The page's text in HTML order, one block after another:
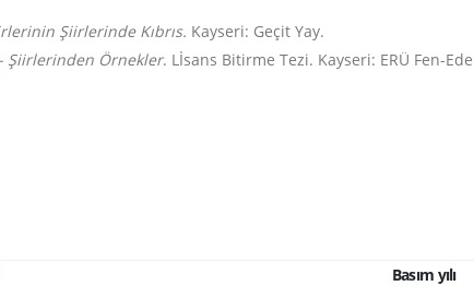
Şiirlerinde Kıbrıs. Kayseri: Geçit Yay.
Şiirlerinden Örnekler. Lİsans Bitirme Tezi. Kayseri: ERÜ Fen-
Basım yılı